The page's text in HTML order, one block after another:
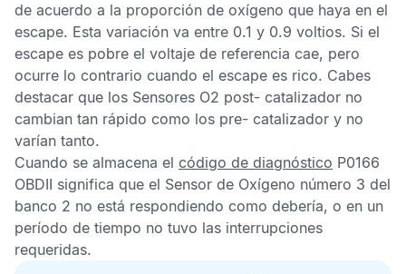
de acuerdo a la proporción de oxígeno que haya en el
escape. Esta variación va entre 0.1 y 0.9 voltios. Si el
escape es pobre el voltaje de referencia cae, pero
ocurre lo contrario cuando el escape es rico. Cabes
destacar que los Sensores O2 post- catalizador no
cambian tan rápido como los pre- catalizador y no
varían tanto.
Cuando se almacena el código de diagnóstico P0166
OBDII significa que el Sensor de Oxígeno número 3 del
banco 2 no está respondiendo como debería, o en un
período de tiempo no tuvo las interrupciones
requeridas.